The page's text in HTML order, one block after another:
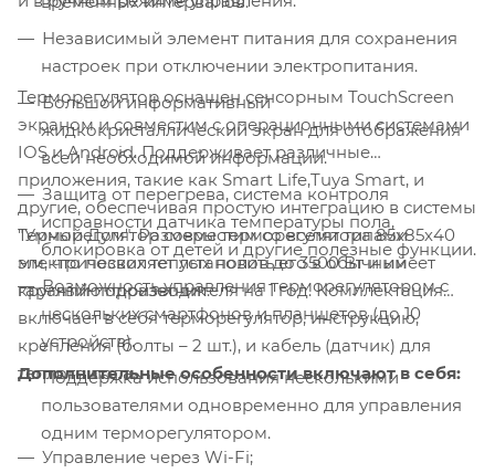
Независимый элемент питания для сохранения
настроек при отключении электропитания.
Большой информативный
жидкокристаллический экран для отображения
всей необходимой информации.
Защита от перегрева, система контроля
исправности датчика температуры пола,
блокировка от детей и другие полезные функции.
Возможность управления терморегулятором с
нескольких смартфонов и планшетов (до 10
устройств).
Поддержка использования несколькими
пользователями одновременно для управления
одним терморегулятором.
Терморегулятор оснащен сенсорным TouchScreen
экраном и совместим с операционными системами
IOS и Android. Поддерживает различные
приложения, такие как Smart Life,Tuya Smart, и
другие, обеспечивая простую интеграцию в системы
"Умный Дом". Размеры терморегулятора 85х85х40
мм, что позволяет установить его в обычный
круглый подразетник.
Терморегулятор совместим со всеми типами
электрических теплых полов до 3500 Вт и имеет
гарантию производителя на 1 год. Комплектация
включает в себя терморегулятор, инструкцию,
крепления (болты – 2 шт.), и кабель (датчик) для
теплого пола.
Дополнительные особенности включают в себя:
Управление через Wi-Fi;